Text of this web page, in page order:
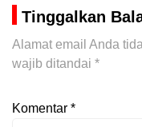
Tinggalkan
Alamat email Anda
wajib ditandai *
Komentar *